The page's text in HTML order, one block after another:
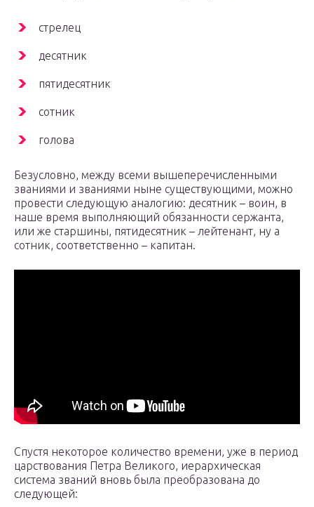
стрелец
десятник
пятидесятник
сотник
голова
Безусловно, между всеми вышеперечисленными
званиями и званиями ныне существующими, можно
провести следующую аналогию: десятник – воин, в
наше время выполняющий обязанности сержанта,
или же старшины, пятидесятник – лейтенант, ну а
сотник, соответственно – капитан.
Спустя некоторое количество времени, уже в период
царствования Петра Великого, иерархическая
система званий вновь была преобразована до
следующей: